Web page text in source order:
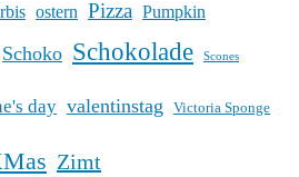
ostern Pizza Pumpkin
Schoko Schokolade Scones
day valentinstag Victoria Sponge
Zimt